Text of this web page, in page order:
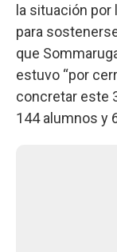
la situación
para
que
estuvo “por
concretar este
144 alumnos y